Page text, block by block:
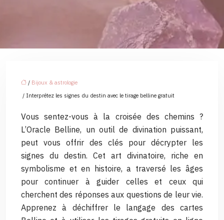
/ Bijoux & astrologie
/ Interprétez les signes du destin avec le tirage belline gratuit
Vous sentez-vous à la croisée des chemins ?
L’Oracle Belline, un outil de divination puissant,
peut vous offrir des clés pour décrypter les
signes du destin. Cet art divinatoire, riche en
symbolisme et en histoire, a traversé les âges
pour continuer à guider celles et ceux qui
cherchent des réponses aux questions de leur vie.
Apprenez à déchiffrer le langage des cartes